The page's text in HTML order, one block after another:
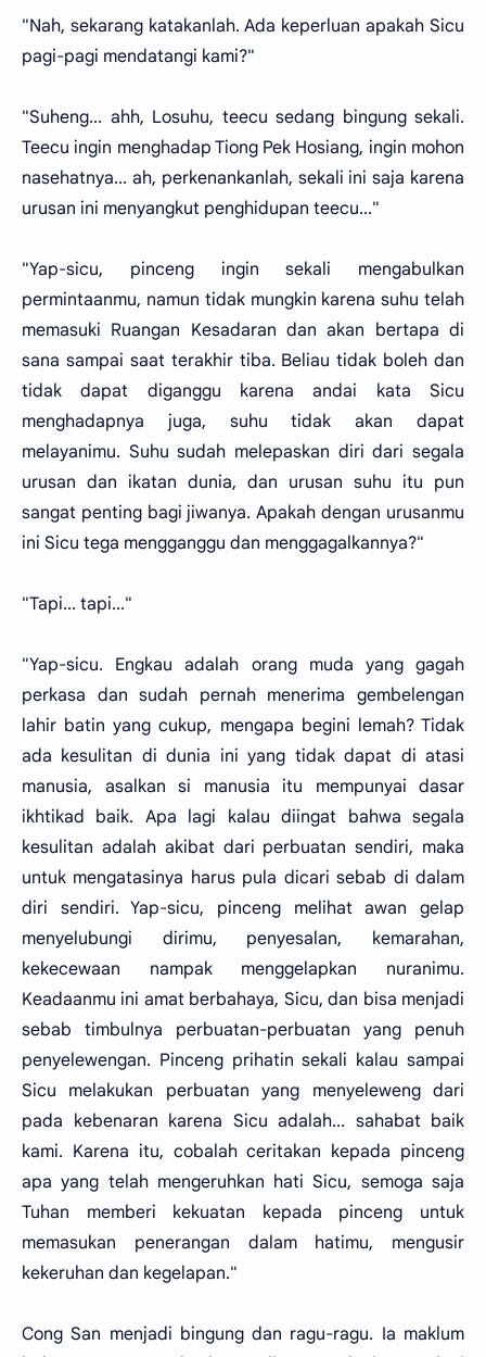
"Nah, sekarang katakanlah. Ada keperluan apakah Sicu
pagi-pagi mendatangi kami?"
"Suheng... ahh, Losuhu, teecu sedang bingung sekali.
Teecu ingin menghadap Tiong Pek Hosiang, ingin mohon
nasehatnya... ah, perkenankanlah, sekali ini saja karena
urusan ini menyangkut penghidupan teecu..."
"Yap-sicu, pinceng ingin sekali mengabulkan
permintaanmu, namun tidak mungkin karena suhu telah
memasuki Ruangan Kesadaran dan akan bertapa di
sana sampai saat terakhir tiba. Beliau tidak boleh dan
tidak dapat diganggu karena andai kata Sicu
menghadapnya juga, suhu tidak akan dapat
melayanimu. Suhu sudah melepaskan diri dari segala
urusan dan ikatan dunia, dan urusan suhu itu pun
sangat penting bagi jiwanya. Apakah dengan urusanmu
ini Sicu tega mengganggu dan menggagalkannya?"
"Tapi... tapi..."
"Yap-sicu. Engkau adalah orang muda yang gagah
perkasa dan sudah pernah menerima gembelengan
lahir batin yang cukup, mengapa begini lemah? Tidak
ada kesulitan di dunia ini yang tidak dapat di atasi
manusia, asalkan si manusia itu mempunyai dasar
ikhtikad baik. Apa lagi kalau diingat bahwa segala
kesulitan adalah akibat dari perbuatan sendiri, maka
untuk mengatasinya harus pula dicari sebab di dalam
diri sendiri. Yap-sicu, pinceng melihat awan gelap
menyelubungi dirimu, penyesalan, kemarahan,
kekecewaan nampak menggelapkan nuranimu.
Keadaanmu ini amat berbahaya, Sicu, dan bisa menjadi
sebab timbulnya perbuatan-perbuatan yang penuh
penyelewengan. Pinceng prihatin sekali kalau sampai
Sicu melakukan perbuatan yang menyeleweng dari
pada kebenaran karena Sicu adalah... sahabat baik
kami. Karena itu, cobalah ceritakan kepada pinceng
apa yang telah mengeruhkan hati Sicu, semoga saja
Tuhan memberi kekuatan kepada pinceng untuk
memasukan penerangan dalam hatimu, mengusir
kekeruhan dan kegelapan."
Cong San menjadi bingung dan ragu-ragu. Ia maklum